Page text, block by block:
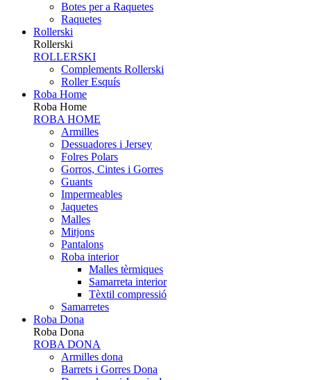
Botes per a Raquetes
Raquetes
Rollerski
Rollerski
ROLLERSKI
Complements Rollerski
Roller Esquís
Roba Home
Roba Home
ROBA HOME
Armilles
Dessuadores i Jersey
Folres Polars
Gorros, Cintes i Gorres
Guants
Impermeables
Jaquetes
Malles
Mitjons
Pantalons
Roba interior
Malles tèrmiques
Samarreta interior
Tèxtil compressió
Samarretes
Roba Dona
Roba Dona
ROBA DONA
Armilles dona
Barrets i Gorres Dona